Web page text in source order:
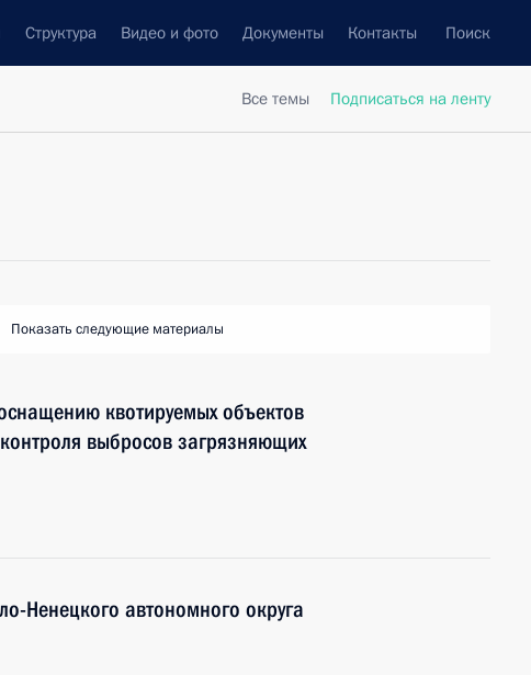
Структура Видео и фото Документы Контакты Поиск
Все темы Подписаться на ленту
Показать следующие материалы
квотируемых объектов
выбросов загрязняющих
Ненецкого автономного округа